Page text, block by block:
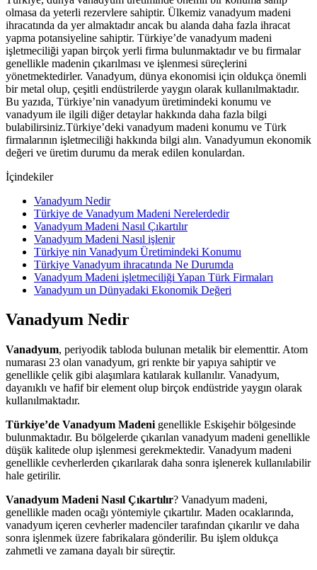
olmasa da yeterli rezervlere sahiptir. Ülkemiz vanadyum madeni
ihracatında da yer almaktadır ancak bu alanda daha fazla ihracat
yapma potansiyeline sahiptir. Türkiye’de vanadyum madeni
işletmeciliği yapan birçok yerli firma bulunmaktadır ve bu firmalar
genellikle madenin çıkarılması ve işlenmesi süreçlerini
yönetmektedirler. Vanadyum, dünya ekonomisi için oldukça önemli
bir metal olup, çeşitli endüstrilerde yaygın olarak kullanılmaktadır.
Bu yazıda, Türkiye’nin vanadyum üretimindeki konumu ve
vanadyum ile ilgili diğer detaylar hakkında daha fazla bilgi
bulabilirsiniz.Türkiye’deki vanadyum madeni konumu ve Türk
firmalarının işletmeciliği hakkında bilgi alın. Vanadyumun ekonomik
değeri ve üretim durumu da merak edilen konulardan.
İçindekiler
Vanadyum Nedir
Türkiye de Vanadyum Madeni Nerelerdedir
Vanadyum Madeni Nasıl Çıkartılır
Vanadyum Madeni Nasıl işlenir
Türkiye nin Vanadyum Üretimindeki Konumu
Türkiye Vanadyum ihracatında Ne Durumda
Vanadyum Madeni işletmeciliği Yapan Türk Firmaları
Vanadyum un Dünyadaki Ekonomik Değeri
Vanadyum Nedir
Vanadyum, periyodik tabloda bulunan metalik bir elementtir. Atom
numarası 23 olan vanadyum, gri renkte bir yapıya sahiptir ve
genellikle çelik gibi alaşımlara katılarak kullanılır. Vanadyum,
dayanıklı ve hafif bir element olup birçok endüstride yaygın olarak
kullanılmaktadır.
Türkiye’de Vanadyum Madeni genellikle Eskişehir bölgesinde
bulunmaktadır. Bu bölgelerde çıkarılan vanadyum madeni genellikle
düşük kalitede olup işlenmesi gerekmektedir. Vanadyum madeni
genellikle cevherlerden çıkarılarak daha sonra işlenerek kullanılabilir
hale getirilir.
Vanadyum Madeni Nasıl Çıkartılır? Vanadyum madeni,
genellikle maden ocağı yöntemiyle çıkartılır. Maden ocaklarında,
vanadyum içeren cevherler madenciler tarafından çıkarılır ve daha
sonra işlenmek üzere fabrikalara gönderilir. Bu işlem oldukça
zahmetli ve zamana dayalı bir süreçtir.